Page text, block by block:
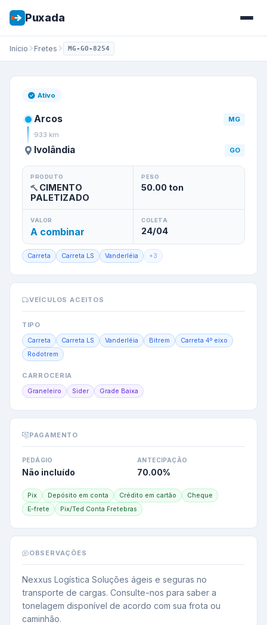
Puxada
Início Fretes MG-GO-8254
Frete de
Ativo
Arcos
MG
933 km
Ivolândia GO
PRODUTO
CIMENTO
PALETIZADO
PESO
50.00ton
VALOR
A combinar
COLETA
24/04
Carreta Carreta LS Vanderléia +3
VEÍCULOS ACEITOS
TIPO
Carreta Carreta LS Vanderléia Bitrem
Carreta 4º eixo
Rodotrem
CARROCERIA
Graneleiro Sider Grade Baixa
PAGAMENTO
PEDÁGIO
Não incluído
ANTECIPAÇÃO
70.00%
Pix Depósito em conta Crédito em cartão
Cheque
E-frete
Pix/Ted Conta Fretebras
OBSERVAÇÕES
Nexxus Logística Soluções ágeis e seguras no
transporte de cargas. Consulte-nos para saber a
tonelagem disponível de acordo com sua frota ou
caminhão.